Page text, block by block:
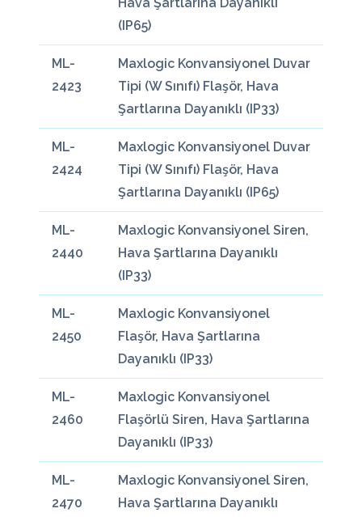
(IP65)
ML-
2423
Maxlogic Konvansiyonel Duvar
Tipi (W Sınıfı) Flaşör, Hava
Şartlarına Dayanıklı (IP33)
ML-
2424
Maxlogic Konvansiyonel Duvar
Tipi (W Sınıfı) Flaşör, Hava
Şartlarına Dayanıklı (IP65)
ML-
2440
Maxlogic Konvansiyonel Siren,
Hava Şartlarına Dayanıklı
(IP33)
ML-
2450
Maxlogic Konvansiyonel
Flaşör, Hava Şartlarına
Dayanıklı (IP33)
ML-
2460
Maxlogic Konvansiyonel
Flaşörlü Siren, Hava Şartlarına
Dayanıklı (IP33)
ML-
2470
Maxlogic Konvansiyonel Siren,
Hava Şartlarına Dayanıklı